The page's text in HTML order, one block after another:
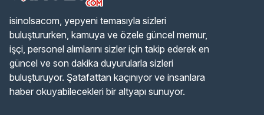
isinolsacom, yepyeni temasıyla sizleri
buluştururken, kamuya ve özele güncel memur,
işçi, personel alımlarını sizler için takip ederek en
güncel ve son dakika duyurularla sizleri
buluşturuyor. Şatafattan kaçınıyor ve insanlara
haber okuyabilecekleri bir altyapı sunuyor.